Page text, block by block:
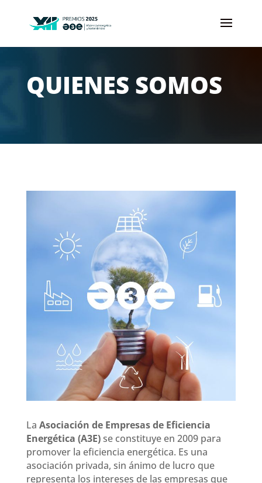
QUIENES SOMOS
La Asociación de Empresas de Eficiencia
Energética (A3E)se constituye en 2009 para
promover la eficiencia energética. Es una
asociación privada, sin ánimo de lucro que
representa los intereses de las empresas que